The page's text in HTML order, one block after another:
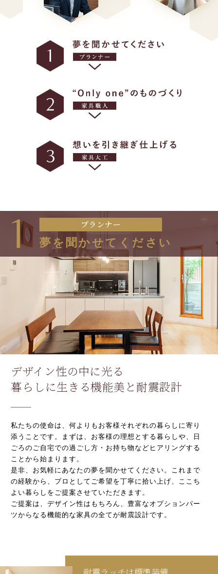
1 プランナー
夢を聞かせてください
デザイン性の中に光る
暮らしに生きる機能美と耐震設計
私たちの使命は、何よりもお客様それぞれの暮らしに寄り
添うことです。まずは、お客様の理想とする暮らしや、日
ごろのご自宅での過ごし方・お持ち物などヒアリングする
ことから始まります。
是非、お気軽にあなたの夢を聞かせてください。これまで
の経験から、プロとしてご希望を丁寧に拾い上げ、ここち
よい暮らしをご提案させていただきます。
ご提案は、デザイン性はもちろん、豊富なオプションパー
ツからなる機能的な家具の全てが耐震設計です。